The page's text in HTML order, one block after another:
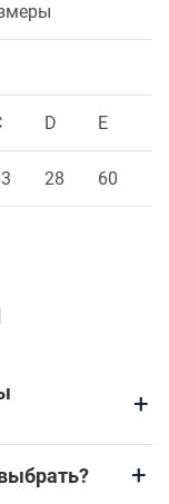
D E
28 60
+
+